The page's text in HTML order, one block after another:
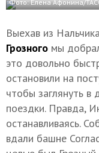
Фото: Елена Афонина/
Выехав из
Грозного мы
это довольно
остановили на
чтобы заглянуть в
поездки. Правда,
останавливаясь.
вдали башне